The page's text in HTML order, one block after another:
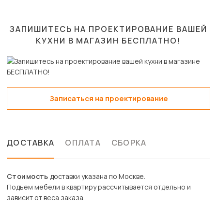
ЗАПИШИТЕСЬ НА ПРОЕКТИРОВАНИЕ ВАШЕЙ
КУХНИ В МАГАЗИН БЕСПЛАТНО!
Записаться на проектирование
ДОСТАВКА ОПЛАТА СБОРКА
Стоимость доставки указана по Москве.
Подъем мебели в квартиру рассчитывается отдельно и
зависит от веса заказа.